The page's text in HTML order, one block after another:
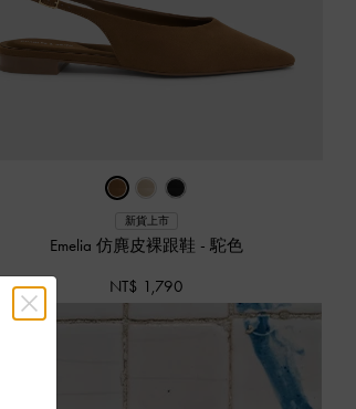
新貨上市
Emelia 仿麂皮裸跟鞋 -駝色
NT$ 1,790